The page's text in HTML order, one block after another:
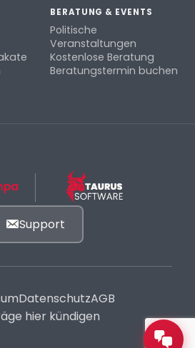
BERATUNG & EVENTS
Politische
Veranstaltungen
Kostenlose Beratung
Beratungstermin buchen
Support
DatenschutzAGB
hier kündigen